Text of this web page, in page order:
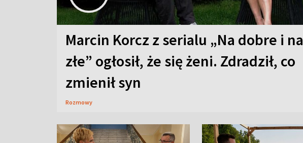
Marcin Korcz z serialu „Na dobre i na
złe” ogłosił, że się żeni. Zdradził, co
zmienił syn
Rozmowy